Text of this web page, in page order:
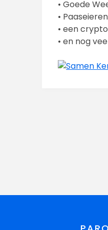
• Goede
•
• een
• en nog